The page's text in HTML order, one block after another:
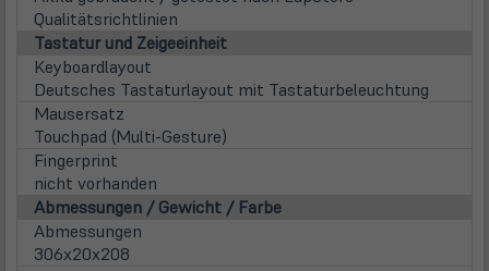
Qualitätsrichtlinien
Tastatur und Zeigeeinheit
Keyboardlayout
Deutsches Tastaturlayout mit Tastaturbeleuchtung
Mausersatz
Touchpad (Multi-Gesture)
Fingerprint
nicht vorhanden
Abmessungen / Gewicht / Farbe
Abmessungen
306x20x208